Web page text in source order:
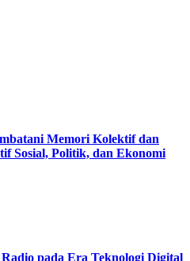
Memori Kolektif dan
Sosial, Politik, dan Ekonomi
pada Era Teknologi Digital